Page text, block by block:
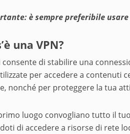
è sempre preferibile usare
una VPN?
consente di stabilire una
per accedere a contenuti
nonché per proteggere la tua
luogo convogliano tutto il
di accedere a risorse di rete